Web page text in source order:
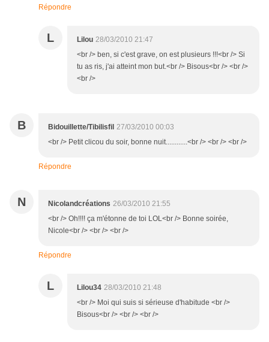
Répondre
L Lilou 28/03/2010 21:47
<br /> ben, si c'est grave, on est plusieurs !!!<br /> Si
tu as ris, j'ai atteint mon but.<br /> Bisous<br /> <br />
<br />
B Bidouillette/Tibilisfil 27/03/2010 00:03
<br /> Petit clicou du soir, bonne nuit............<br /> <br /> <br />
Répondre
N Nicolandcréations 26/03/2010 21:55
<br /> Oh!!!! ça m'étonne de toi LOL<br /> Bonne soirée,
Nicole<br /> <br /> <br />
Répondre
L Lilou34 28/03/2010 21:48
<br /> Moi qui suis si sérieuse d'habitude <br />
Bisous<br /> <br /> <br />